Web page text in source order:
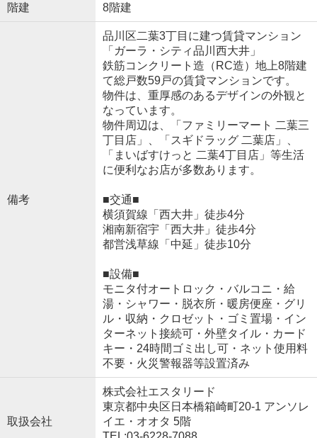
階建 8階建
備考
品川区二葉3丁目に建つ賃貸マンション
「ガーラ・シティ品川西大井」
鉄筋コンクリート造（RC造）地上8階建
て総戸数59戸の賃貸マンションです。
物件は、重厚感のあるデザインの外観と
なっています。
物件周辺は、「ファミリーマート 二葉三
丁目店」、「スギドラッグ 二葉店」、
「まいばすけっと 二葉4丁目店」等生活
に便利なお店が多数あります。
■交通■
横須賀線「西大井」徒歩4分
湘南新宿宇「西大井」徒歩4分
都営浅草線「中延」徒歩10分
■設備■
モニタ付オートロック・バルコニ・給
湯・シャワー・脱衣所・暖房便座・グリ
ル・収納・クロゼット・ゴミ置場・イン
ターネット接続可・外壁タイル・カード
キー・24時間ゴミ出し可・ネット使用料
不要・火災警報器等設置済み
取扱会社
株式会社エスタリード
東京都中央区日本橋箱崎町20-1 アンソレ
イエ・オオタ 5階